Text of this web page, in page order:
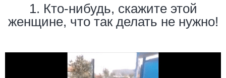
1. Кто-нибудь, скажите этой
женщине, что так делать не нужно!